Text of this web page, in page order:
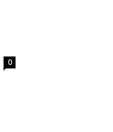
0